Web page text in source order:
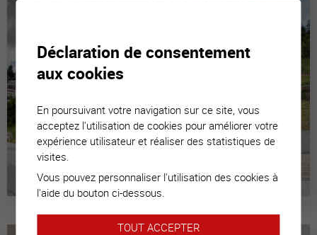
Déclaration de consentement
aux cookies
En poursuivant votre navigation sur ce site, vous
acceptez l'utilisation de cookies pour améliorer votre
expérience utilisateur et réaliser des statistiques de
visites.
Vous pouvez personnaliser l'utilisation des cookies à
l'aide du bouton ci-dessous.
TOUT ACCEPTER